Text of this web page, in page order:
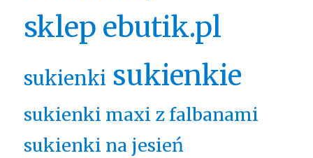
sklep ebutik.pl
sukienki sukienkie
sukienki maxi z falbanami
sukienki na jesień